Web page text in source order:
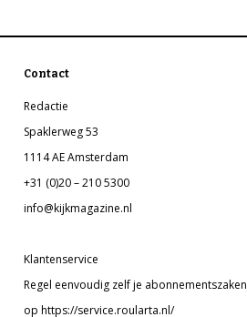
Contact
Redactie
Spaklerweg 53
1114 AE Amsterdam
+31 (0)20 – 210 5300
info@kijkmagazine.nl
Klantenservice
Regel eenvoudig zelf je abonnementszaken
op https://service.roularta.nl/